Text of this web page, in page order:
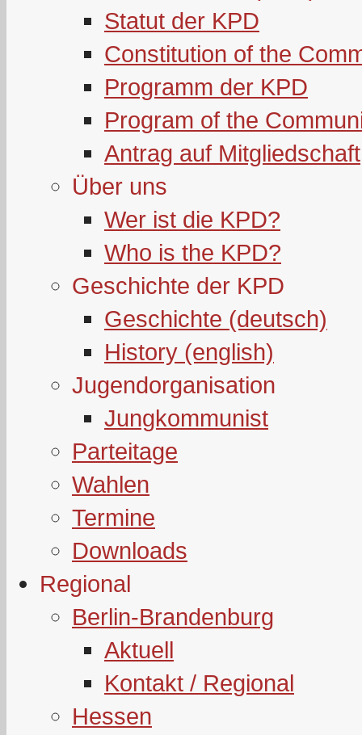
Statut der KPD
Constitution of the
Programm der KPD
Program of the
Antrag auf Mitgliedschaft
Über uns
Wer ist die KPD?
Who is the KPD?
Geschichte der KPD
Geschichte (deutsch)
History (english)
Jugendorganisation
Jungkommunist
Parteitage
Wahlen
Termine
Downloads
Regional
Berlin-Brandenburg
Aktuell
Kontakt / Regional
Hessen